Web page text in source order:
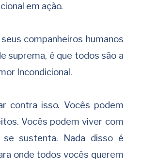
em ação.
companheiros humanos
suprema, é que todos são a
Incondicional.
contra isso. Vocês podem
Vocês podem viver com
se sustenta. Nada disso é
onde todos vocês querem